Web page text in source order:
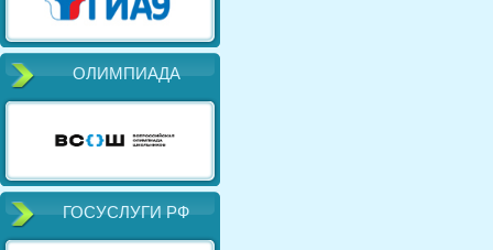
ОЛИМПИАДА
ГОСУСЛУГИ РФ